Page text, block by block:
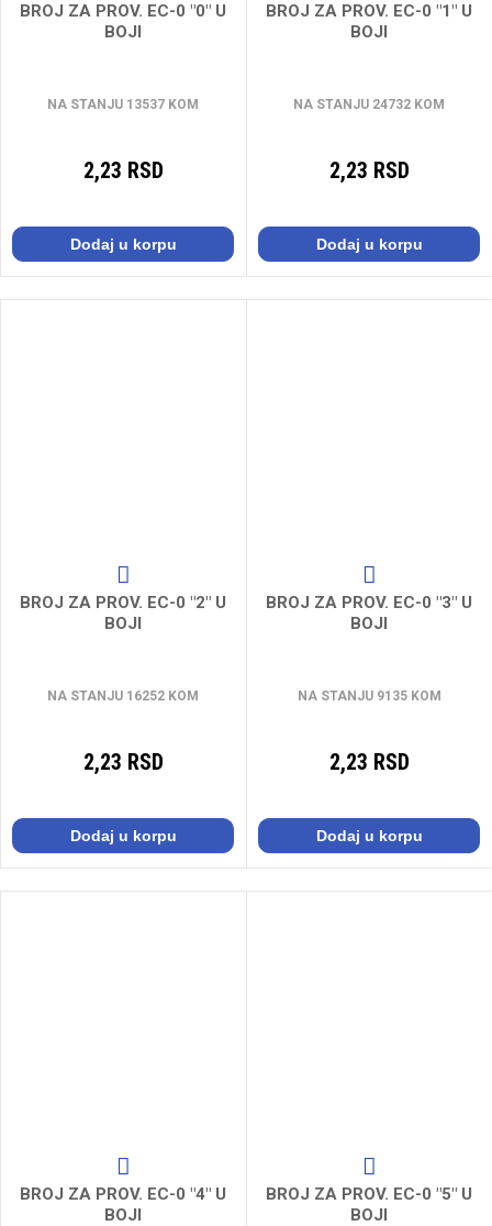
BROJ ZA PROV. EC-0 "0" U
BOJI
NA STANJU 13537 KOM
2,23 RSD
Dodaj u korpu
BROJ ZA PROV. EC-0 "1" U
BOJI
NA STANJU 24732 KOM
2,23 RSD
Dodaj u korpu
BROJ ZA PROV. EC-0 "2" U
BOJI
NA STANJU 16252 KOM
2,23 RSD
Dodaj u korpu
BROJ ZA PROV. EC-0 "3" U
BOJI
NA STANJU 9135 KOM
2,23 RSD
Dodaj u korpu
BROJ ZA PROV. EC-0 "4" U
BOJI
BROJ ZA PROV. EC-0 "5" U
BOJI